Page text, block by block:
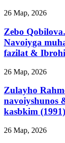
26 Мар, 2026
Zebo
Navoiyga
fazilat &
26 Мар, 2026
Zulayho
navoiyshunos
kasbkim (1991)
26 Мар, 2026